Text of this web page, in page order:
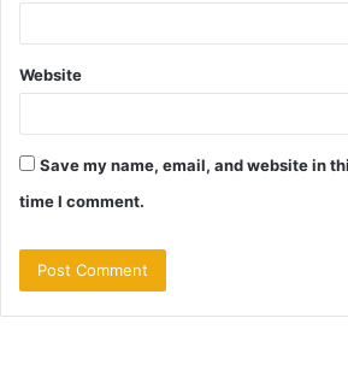
Website
Save my name, email, and website in
time I comment.